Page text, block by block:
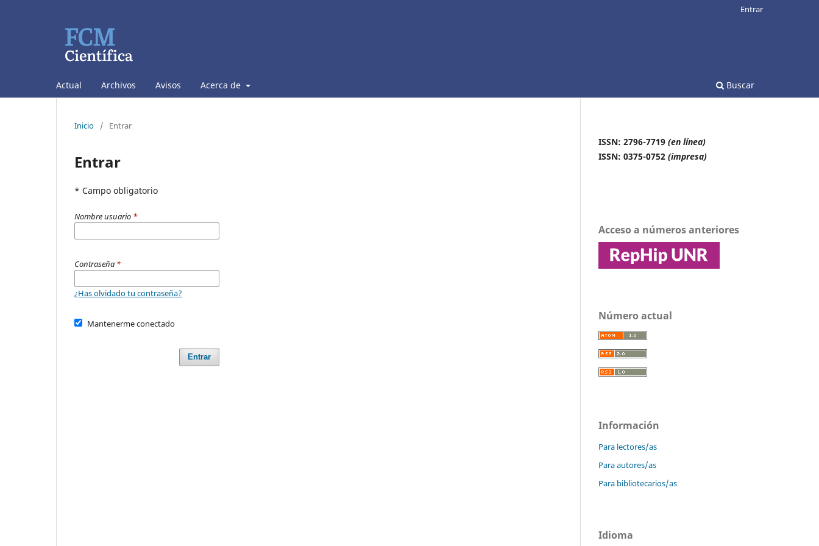
Actual Archivos Avisos Acerca de Buscar
Entrar
Inicio / Entrar
Entrar
* Campo obligatorio
Nombre usuario *
Contraseña *
¿Has olvidado tu contraseña?
Mantenerme conectado
Entrar
ISSN: 2796-7719 (en línea)
ISSN: 0375-0752 (impresa)
Acceso a números anteriores
Número actual
Información
Para lectores/as
Para autores/as
Para bibliotecarios/as
Idioma